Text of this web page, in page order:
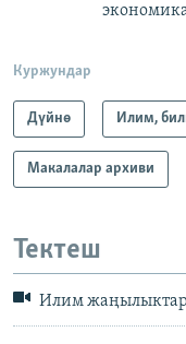
Куржундар
Дүйнө Илим,
Макалалар архиви
Тектеш
Илим